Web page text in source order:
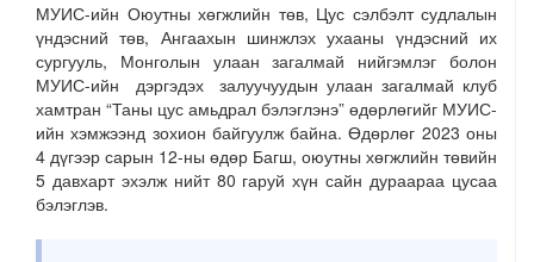
МУИС-ийн Оюутны хөгжлийн төв, Цус сэлбэлт судлалын
үндэсний төв, Ангаахын шинжлэх ухааны үндэсний их
сургууль, Монголын улаан загалмай нийгэмлэг болон
МУИС-ийн дэргэдэх залуучуудын улаан загалмай клуб
хамтран “Таны цус амьдрал бэлэглэнэ” өдөрлөгийг МУИС-
ийн хэмжээнд зохион байгуулж байна. Өдөрлөг 2023 оны
4 дүгээр сарын 12-ны өдөр Багш, оюутны хөгжлийн төвийн
5 давхарт эхэлж нийт 80 гаруй хүн сайн дураараа цусаа
бэлэглэв.